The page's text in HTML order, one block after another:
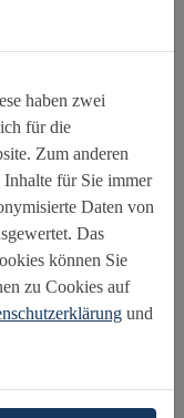
Kinder
Internetpolitik
haben zwei
für die
Zum anderen
für Sie immer
Daten von
Das
können Sie
zu Cookies auf
und